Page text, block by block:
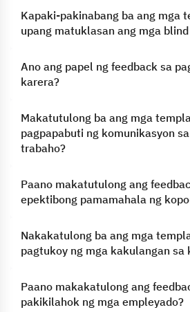
Kapaki-pakinabang ba ang mga
upang matuklasan ang mga
Ano ang papel ng feedback sa
karera?
Makatutulong ba ang mga
pagpapabuti ng komunikasyon
trabaho?
Paano makatutulong ang
epektibong pamamahala ng
Nakakatulong ba ang mga
pagtukoy ng mga kakulangan sa
Paano makakatulong ang
pakikilahok ng mga empleyado?